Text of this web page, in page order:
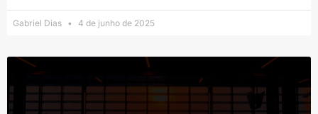
Gabriel Dias 4 de junho de 2025